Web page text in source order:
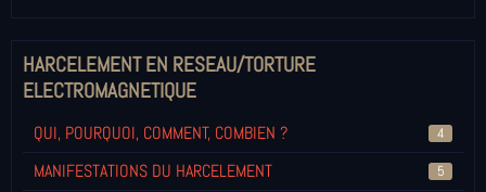
HARCELEMENT EN RESEAU/TORTURE
ELECTROMAGNETIQUE
QUI, POURQUOI, COMMENT, COMBIEN ? 4
MANIFESTATIONS DU HARCELEMENT 5